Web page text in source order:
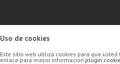
Uso de cookies
Este sitio web utiliza cookies para que
enlace para mayor información. plugin